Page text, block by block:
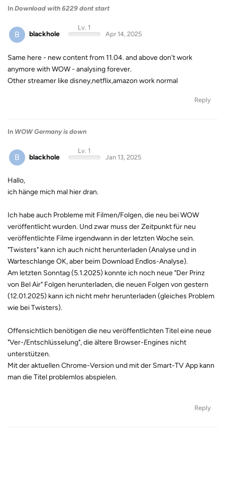
In Download with 6229 dont start
B blackhole
Lv. 1
Apr 14, 2025
Same here - new content from 11.04. and above don't work
anymore with WOW - analysing forever.
Other streamer like disney,netflix,amazon work normal
Reply
In WOW Germany is down
B blackhole
Lv. 1
Jan 13, 2025
Hallo,
ich hänge mich mal hier dran.
Ich habe auch Probleme mit Filmen/Folgen, die neu bei WOW
veröffentlicht wurden. Und zwar muss der Zeitpunkt für neu
veröffentlichte Filme irgendwann in der letzten Woche sein.
"Twisters" kann ich auch nicht herunterladen (Analyse und in
Warteschlange OK, aber beim Download Endlos-Analyse).
Am letzten Sonntag (5.1.2025) konnte ich noch neue "Der Prinz
von Bel Air" Folgen herunterladen, die neuen Folgen von gestern
(12.01.2025) kann ich nicht mehr herunterladen (gleiches Problem
wie bei Twisters).
Offensichtlich benötigen die neu veröffentlichten Titel eine neue
"Ver-/Entschlüsselung", die ältere Browser-Engines nicht
unterstützen.
Mit der aktuellen Chrome-Version und mit der Smart-TV App kann
man die Titel problemlos abspielen.
Reply